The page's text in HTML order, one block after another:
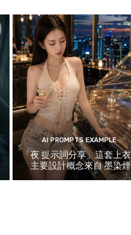
AI PROMPTS EXAMPLE
「夜 提示詞分享」這套上
主要設計概念來自 墨染煙